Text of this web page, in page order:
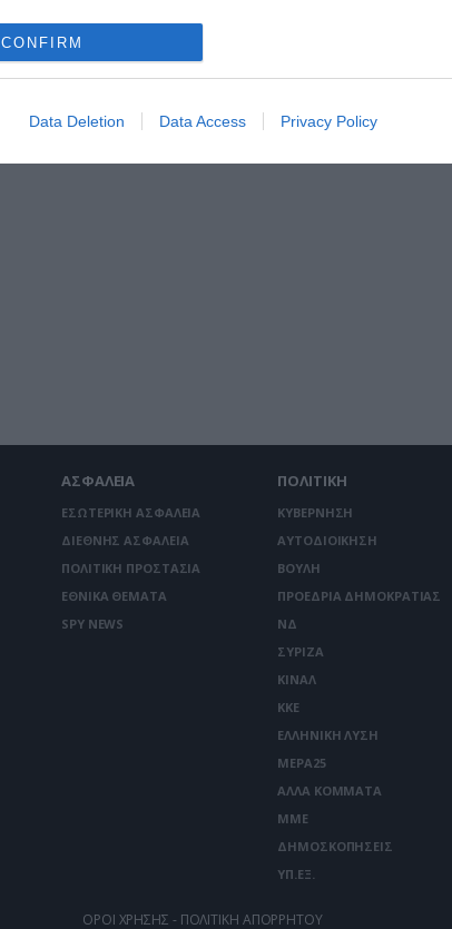
CONFIRM
Data Deletion Data Access Privacy Policy
ΑΣΦΑΛΕΙΑ
ΕΣΩΤΕΡΙΚΗ ΑΣΦΑΛΕΙΑ
ΔΙΕΘΝΗΣ ΑΣΦΑΛΕΙΑ
ΠΟΛΙΤΙΚΗ ΠΡΟΣΤΑΣΙΑ
ΕΘΝΙΚΑ ΘΕΜΑΤΑ
SPY NEWS
ΠΟΛΙΤΙΚΗ
ΚΥΒΕΡΝΗΣΗ
ΑΥΤΟΔΙΟΙΚΗΣΗ
ΒΟΥΛΗ
ΠΡΟΕΔΡΙΑ ΔΗΜΟΚΡΑΤΙΑΣ
ΝΔ
ΣΥΡΙΖΑ
ΚΙΝΑΛ
ΚΚΕ
ΕΛΛΗΝΙΚΗ ΛΥΣΗ
ΜΕΡΑ25
ΑΛΛΑ ΚΟΜΜΑΤΑ
ΜΜΕ
ΔΗΜΟΣΚΟΠΗΣΕΙΣ
ΥΠ.ΕΞ.
ΟΡΟΙ ΧΡΗΣΗΣ - ΠΟΛΙΤΙΚΗ ΑΠΟΡΡΗΤΟΥ